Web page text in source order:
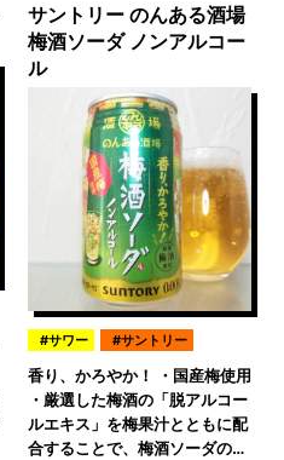
サントリー のんある酒場
梅酒ソーダ ノンアルコー
ル
サワー サントリー
香り、かろやか！ ・国産梅使用
・厳選した梅酒の「脱アルコー
ルエキス」を梅果汁とともに配
合することで、梅酒ソーダの…